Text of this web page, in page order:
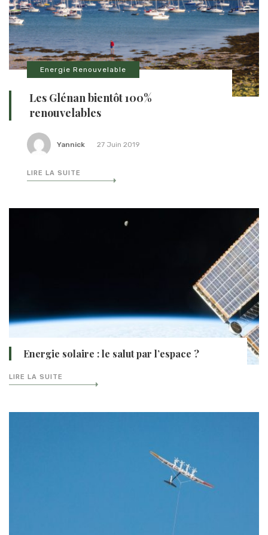
Energie Renouvelable
Les Glénan bientôt 100%
renouvelables
Yannick 27 Juin 2019
LIRE LA SUITE
Energie solaire : le salut par l’espace ?
LIRE LA SUITE